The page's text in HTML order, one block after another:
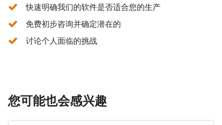
快速明确我们的软件是否适合您的生产
免费初步咨询并确定潜在的
讨论个人面临的挑战
您可能也会感兴趣